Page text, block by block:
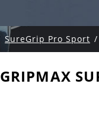
SureGrip Pro Sport
GRIPMAX